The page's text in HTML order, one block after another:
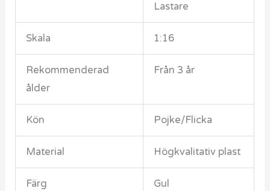
Lastare
Skala 1:16
Rekommenderad
ålder
Från 3 år
Kön Pojke/Flicka
Material Högkvalitativ plast
Färg Gul